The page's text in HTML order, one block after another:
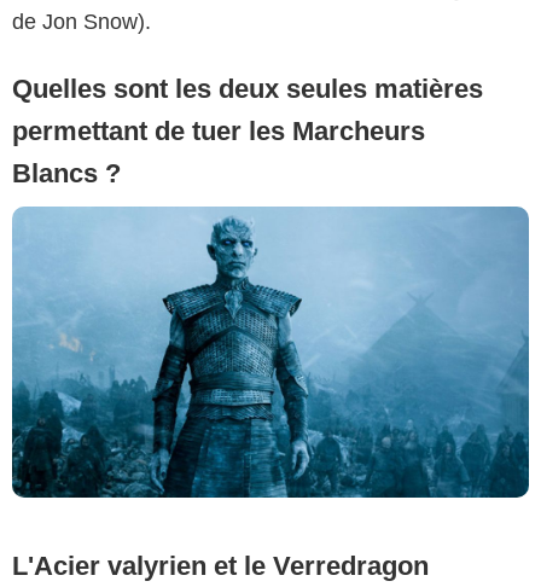
de Jon Snow).
Quelles sont les deux seules matières
permettant de tuer les Marcheurs
Blancs ?
L'Acier valyrien et le Verredragon